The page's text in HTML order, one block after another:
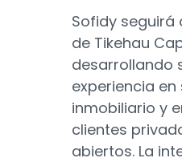
Sofidy
de Tikehau
desarrollando
experiencia
inmobiliario y
clientes
abiertos. La